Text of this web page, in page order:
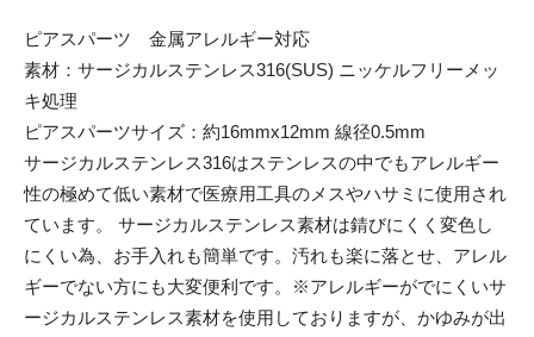
ピアスパーツ 金属アレルギー対応
素材：サージカルステンレス316(SUS) ニッケルフリーメッ
キ処理
ピアスパーツサイズ：約16mmx12mm 線径0.5mm
サージカルステンレス316はステンレスの中でもアレルギー
性の極めて低い素材で医療用工具のメスやハサミに使用され
ています。 サージカルステンレス素材は錆びにくく変色し
にくい為、お手入れも簡単です。汚れも楽に落とせ、アレル
ギーでない方にも大変便利です。※アレルギーがでにくいサ
ージカルステンレス素材を使用しておりますが、かゆみが出